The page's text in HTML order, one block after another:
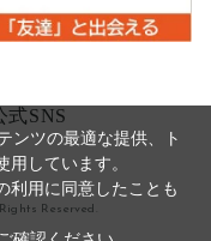
SNS
Reserved.
ンツの最適な提供、ト
用しています。
利用に同意したことも